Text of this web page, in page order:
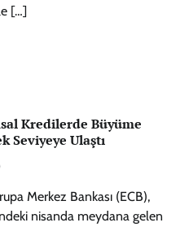
[…]
Kredilerde Büyüme
Seviyeye Ulaştı
Merkez Bankası (ECB),
nisanda meydana gelen